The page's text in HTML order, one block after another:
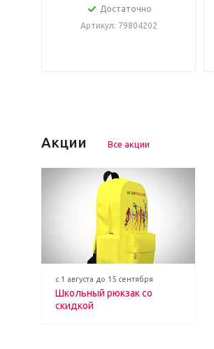
Достаточно
Артикул: 79804202
Акции Все акции
с 1 августа до 15 сентября
Школьный рюкзак со
скидкой